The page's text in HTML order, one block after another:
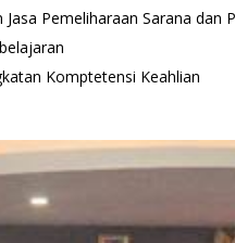
Pemeliharaan Sarana dan
Komptetensi Keahlian